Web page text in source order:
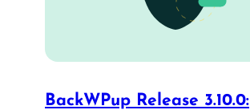
BackWPup Release 3.10.0: